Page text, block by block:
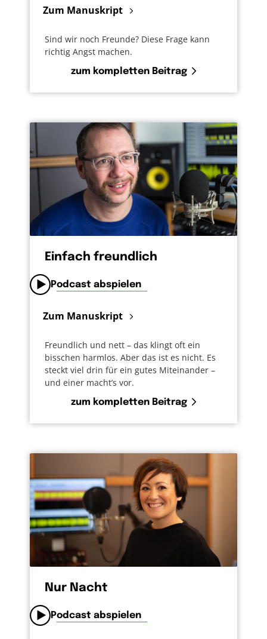
Zum Manuskript
Sind wir noch Freunde? Diese Frage kann
richtig Angst machen.
zum kompletten Beitrag
Einfach freundlich
Podcast abspielen
Zum Manuskript
Freundlich und nett – das klingt oft ein
bisschen harmlos. Aber das ist es nicht. Es
steckt viel drin für ein gutes Miteinander –
und einer macht’s vor.
zum kompletten Beitrag
Nur Nacht
Podcast abspielen